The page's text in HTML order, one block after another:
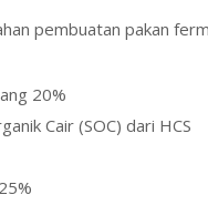
pembuatan pakan
20%
Cair (SOC) dari HCS